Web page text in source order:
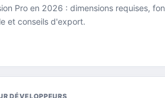
Pro en 2026 : dimensions requises,
et conseils d'export.
DÉVELOPPEURS